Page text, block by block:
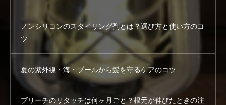
ノンシリコンのスタイリング剤とは？選び方と使い方のコ
ツ
夏の紫外線・海・プールから髪を守るケアのコツ
ブリーチのリタッチは何ヶ月ごと？根元が伸びたときの注